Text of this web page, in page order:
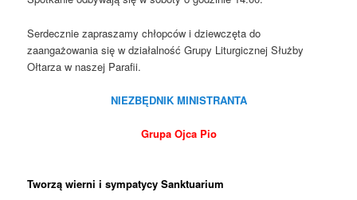
Serdecznie zapraszamy chłopców i dziewczęta do
zaangażowania się w działalność Grupy Liturgicznej Służby
Ołtarza w naszej Parafii.
NIEZBĘDNIK MINISTRANTA
Grupa Ojca Pio
Tworzą wierni i sympatycy Sanktuarium